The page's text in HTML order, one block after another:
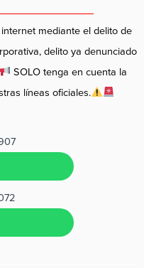
mediante el delito de
delito ya denunciado
SOLO tenga en cuenta la
líneas oficiales.